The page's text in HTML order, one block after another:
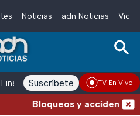
Noticias adn Noticias
Finanzas adn Noticias Radio
Suscríbete TV En Vivo
Bloqueos y accidentes